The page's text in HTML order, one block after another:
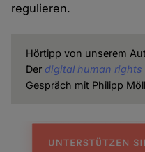
regulieren.
Hörtipp von unserem
Der digital human
Gespräch mit Philipp